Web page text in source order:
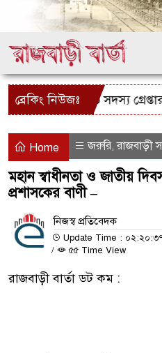
ব্রেকিং নিউজঃ
চোর চক্রের ৩ সদস্য গ্রেপ্তার
Home জরুরি,রাজবাড়ী
মহান স্বাধীনতা ও জাতীয়
প্রশাসকের বাণী –
নিজস্ব প্রতিবেদক
Update Time : ০২:২০:৩৭
/
৫৫ Time View
রাজবাড়ী বার্তা ডট কম :